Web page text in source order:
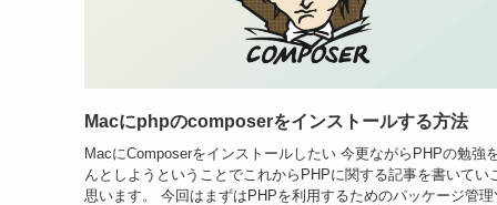
Macにphpのcomposerをインストールする方法
MacにComposerをインストールしたい 今更ながらPHPの勉強
んとしようということでこれからPHPに関する記事を書いてい
思います。 今回はまずはPHPを利用するためのパッケージ管理